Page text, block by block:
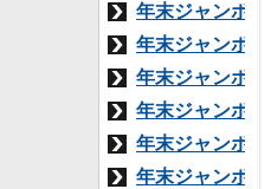
年末ジャンボ
年末ジャンボ
年末ジャンボ
年末ジャンボ
年末ジャンボ
年末ジャンボ